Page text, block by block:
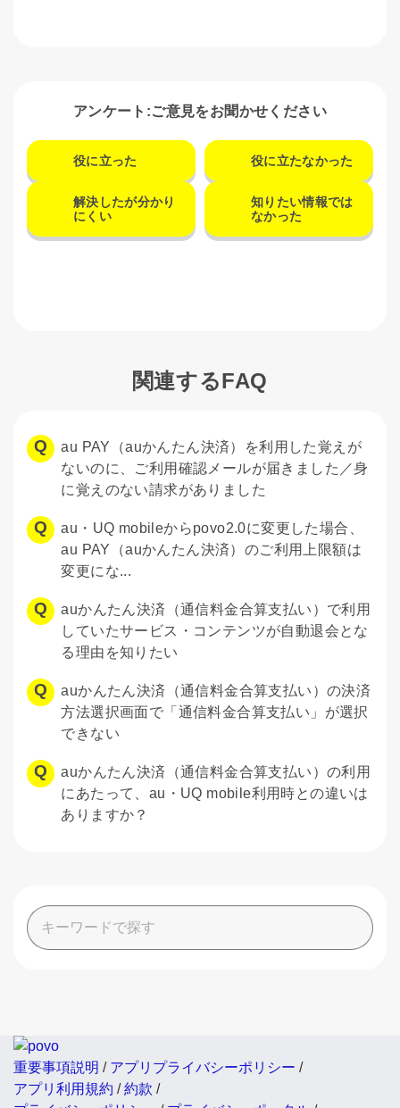
アンケート:ご意見をお聞かせください
役に立った 役に立たなかった
解決したが分かり
にくい
知りたい情報では
なかった
関連するFAQ
au PAY（auかんたん決済）を利用した覚えが
ないのに、ご利用確認メールが届きました／身
に覚えのない請求がありました
au・UQ mobileからpovo2.0に変更した場合、
au PAY（auかんたん決済）のご利用上限額は
変更にな...
auかんたん決済（通信料金合算支払い）で利用
していたサービス・コンテンツが自動退会とな
る理由を知りたい
auかんたん決済（通信料金合算支払い）の決済
方法選択画面で「通信料金合算支払い」が選択
できない
auかんたん決済（通信料金合算支払い）の利用
にあたって、au・UQ mobile利用時との違いは
ありますか？
重要事項説明 / アプリプライバシーポリシー /
アプリ利用規約 /約款 /